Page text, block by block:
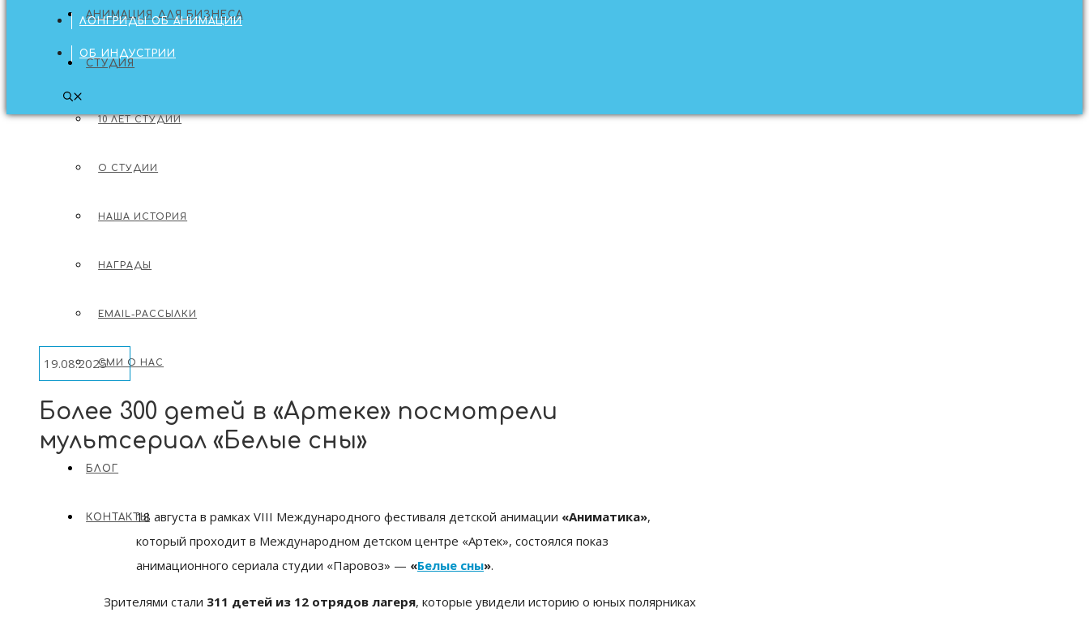
АНИМАЦИЯ ДЛЯ БИЗНЕСА
СТУДИЯ
10 ЛЕТ СТУДИИ
О СТУДИИ
НАША ИСТОРИЯ
НАГРАДЫ
EMAIL-РАССЫЛКИ
СМИ О НАС
ВАКАНСИИ
БЛОГ
КОНТАКТЫ
ЛОНГРИДЫ ОБ АНИМАЦИИ
ОБ ИНДУСТРИИ
О МУЛЬТФИЛЬМАХ
Более 300 детей в «Артеке» посмотрели
мультсериал «Белые сны»
19.08.2025
18 августа в рамках VIII Международного фестиваля детской анимации «Аниматика»,
который проходит в Международном детском центре «Артек», состоялся показ
анимационного сериала студии «Паровоз» — «Белые сны».
Зрителями стали 311 детей из 12 отрядов лагеря, которые увидели историю о юных полярниках